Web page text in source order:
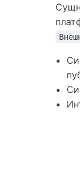
Провайдеры
Интеграция с IP